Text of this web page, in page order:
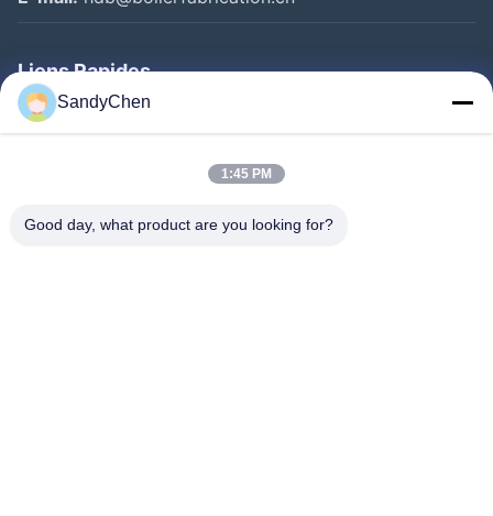
Liens Rapides
Maison
Au Sujet De Nous
SandyChen
1:45 PM
Good day, what product are you looking for?